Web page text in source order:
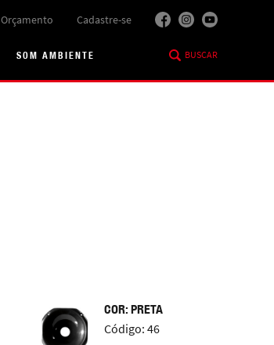
Orçamento Cadastre-se
SOM AMBIENTE BUSCAR
COR: PRETA
Código: 46